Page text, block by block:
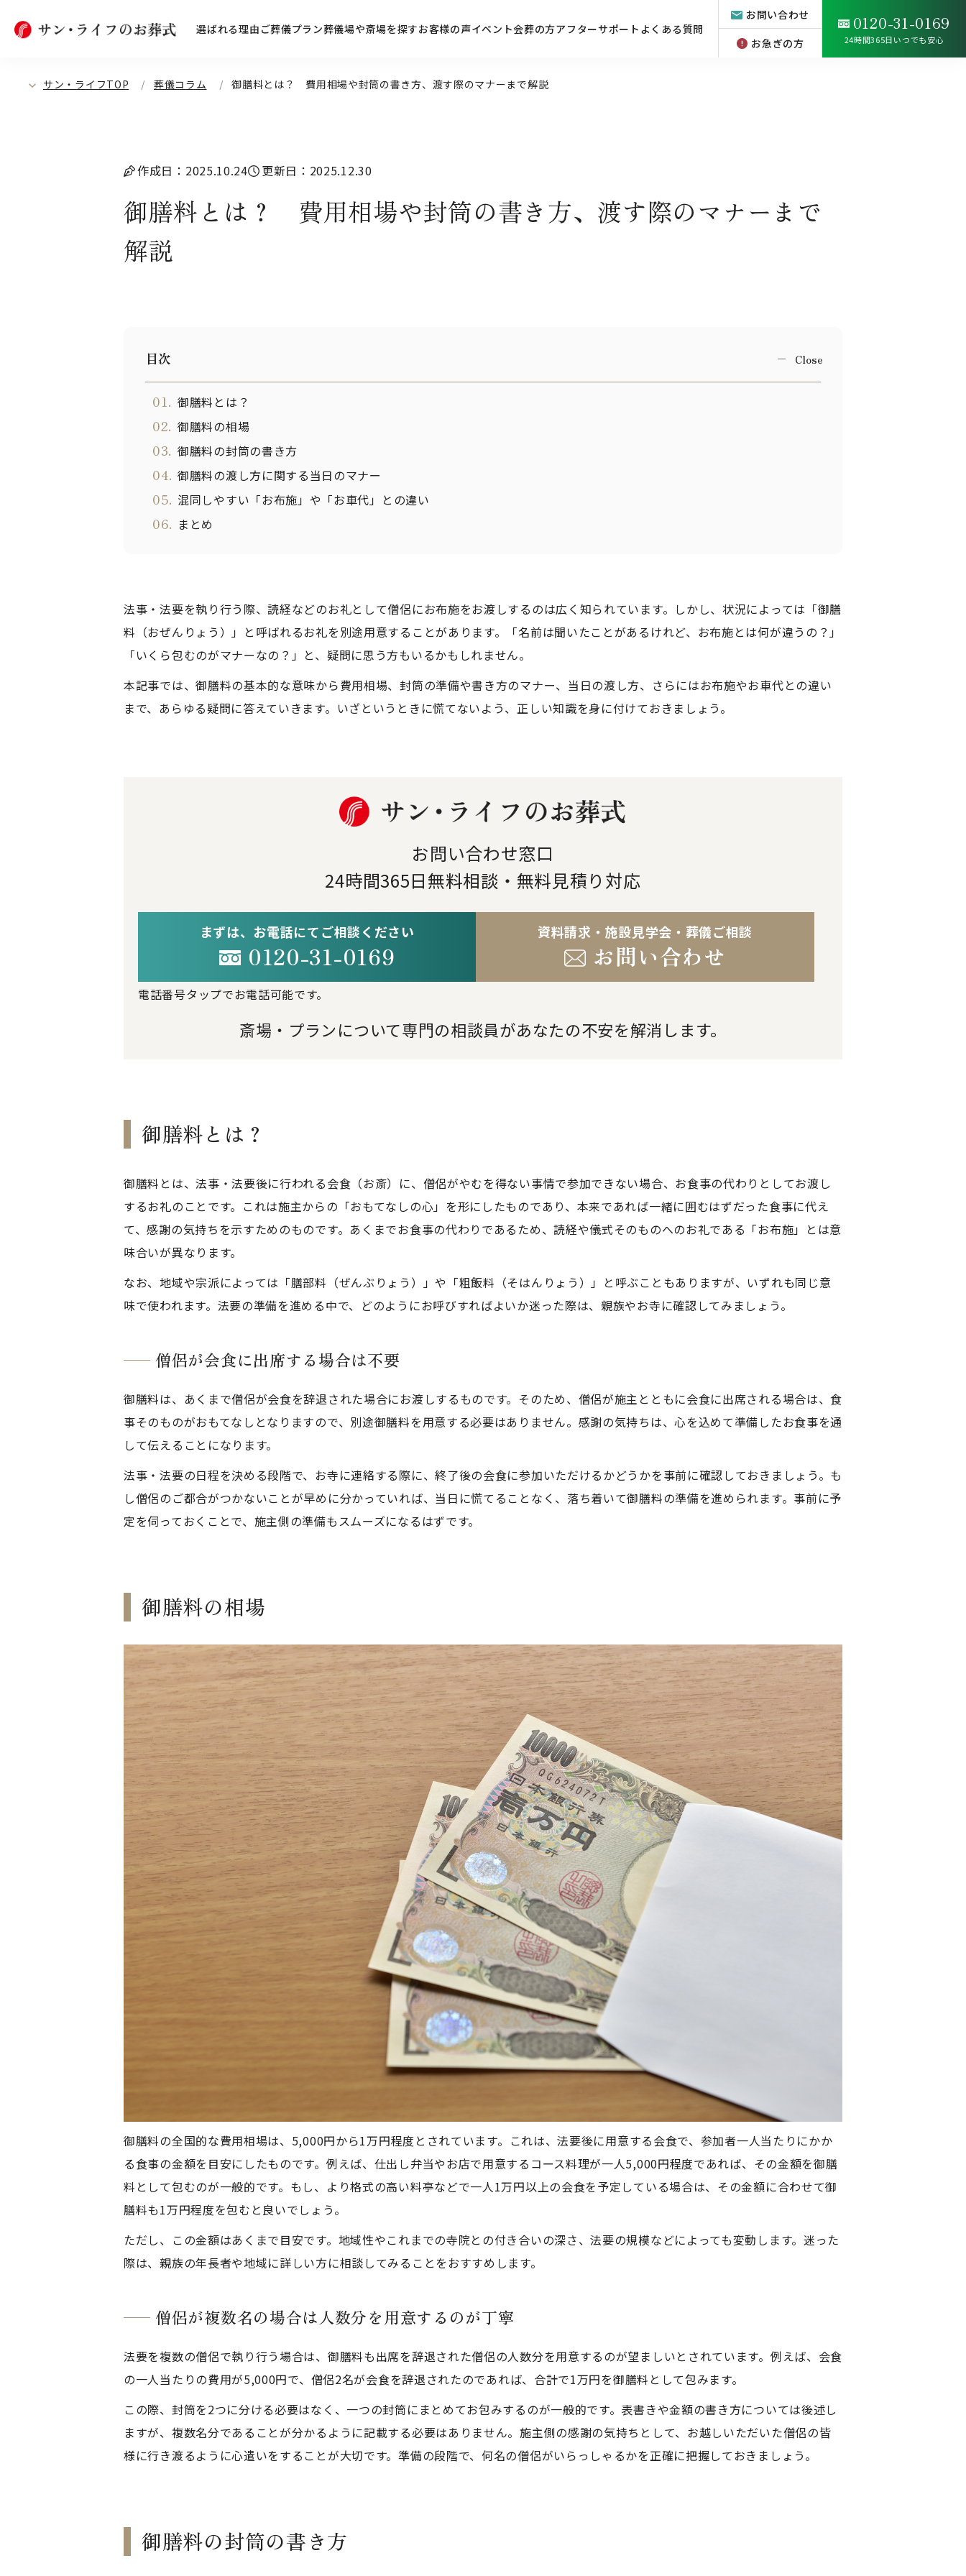
選ばれる理由 ご葬儀プラン葬儀場や斎場を探すお客様の声イベント会葬の方アフターサポート よくある質問
お問い合わせ
お急ぎの方
0120-31-0169
24時間365日いつでも安心
サン・ライフTOP 葬儀コラム 御膳料とは？ 費用相場や封筒の書き方、渡す際のマナーまで解説
作成日：2025.10.24 更新日：2025.12.30
御膳料とは？ 費用相場や封筒の書き方、渡す際のマナーまで
解説
目次
01. 御膳料とは？
02. 御膳料の相場
03. 御膳料の封筒の書き方
04. 御膳料の渡し方に関する当日のマナー
05. 混同しやすい「お布施」や「お車代」との違い
06. まとめ
法事・法要を執り行う際、読経などのお礼として僧侶にお布施をお渡しするのは広く知られています。しかし、状況によっては「御膳
料（おぜんりょう）」と呼ばれるお礼を別途用意することがあります。「名前は聞いたことがあるけれど、お布施とは何が違うの？」
「いくら包むのがマナーなの？」と、疑問に思う方もいるかもしれません。
本記事では、御膳料の基本的な意味から費用相場、封筒の準備や書き方のマナー、当日の渡し方、さらにはお布施やお車代との違い
まで、あらゆる疑問に答えていきます。いざというときに慌てないよう、正しい知識を身に付けておきましょう。
お問い合わせ窓口
24時間365日無料相談・無料見積り対応
まずは、お電話にてご相談ください
0120-31-0169
電話番号タップでお電話可能です。
資料請求・施設見学会・葬儀ご相談
お問い合わせ
斎場・プランについて専門の相談員があなたの不安を解消します。
御膳料とは？
御膳料とは、法事・法要後に行われる会食（お斎）に、僧侶がやむを得ない事情で参加できない場合、お食事の代わりとしてお渡し
するお礼のことです。これは施主からの「おもてなしの心」を形にしたものであり、本来であれば一緒に囲むはずだった食事に代え
て、感謝の気持ちを示すためのものです。あくまでお食事の代わりであるため、読経や儀式そのものへのお礼である「お布施」とは意
味合いが異なります。
なお、地域や宗派によっては「膳部料（ぜんぶりょう）」や「粗飯料（そはんりょう）」と呼ぶこともありますが、いずれも同じ意
味で使われます。法要の準備を進める中で、どのようにお呼びすればよいか迷った際は、親族やお寺に確認してみましょう。
僧侶が会食に出席する場合は不要
御膳料は、あくまで僧侶が会食を辞退された場合にお渡しするものです。そのため、僧侶が施主とともに会食に出席される場合は、食
事そのものがおもてなしとなりますので、別途御膳料を用意する必要はありません。感謝の気持ちは、心を込めて準備したお食事を通
して伝えることになります。
法事・法要の日程を決める段階で、お寺に連絡する際に、終了後の会食に参加いただけるかどうかを事前に確認しておきましょう。も
し僧侶のご都合がつかないことが早めに分かっていれば、当日に慌てることなく、落ち着いて御膳料の準備を進められます。事前に予
定を伺っておくことで、施主側の準備もスムーズになるはずです。
御膳料の相場
御膳料の全国的な費用相場は、5,000円から1万円程度とされています。これは、法要後に用意する会食で、参加者一人当たりにかか
る食事の金額を目安にしたものです。例えば、仕出し弁当やお店で用意するコース料理が一人5,000円程度であれば、その金額を御膳
料として包むのが一般的です。もし、より格式の高い料亭などで一人1万円以上の会食を予定している場合は、その金額に合わせて御
膳料も1万円程度を包むと良いでしょう。
ただし、この金額はあくまで目安です。地域性やこれまでの寺院との付き合いの深さ、法要の規模などによっても変動します。迷った
際は、親族の年長者や地域に詳しい方に相談してみることをおすすめします。
僧侶が複数名の場合は人数分を用意するのが丁寧
法要を複数の僧侶で執り行う場合は、御膳料も出席を辞退された僧侶の人数分を用意するのが望ましいとされています。例えば、会食
の一人当たりの費用が5,000円で、僧侶2名が会食を辞退されたのであれば、合計で1万円を御膳料として包みます。
この際、封筒を2つに分ける必要はなく、一つの封筒にまとめてお包みするのが一般的です。表書きや金額の書き方については後述し
ますが、複数名分であることが分かるように記載する必要はありません。施主側の感謝の気持ちとして、お越しいただいた僧侶の皆
様に行き渡るように心遣いをすることが大切です。準備の段階で、何名の僧侶がいらっしゃるかを正確に把握しておきましょう。
御膳料の封筒の書き方